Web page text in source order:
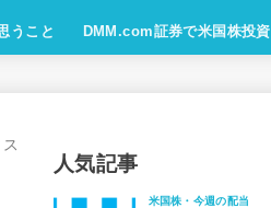
ンキング
うこと DMM.com証券で米国株投資
人気記事